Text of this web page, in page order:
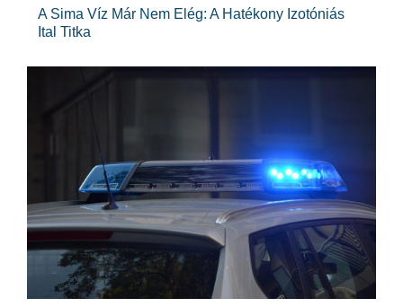
A Sima Víz Már Nem Elég: A Hatékony Izotóniás
Ital Titka